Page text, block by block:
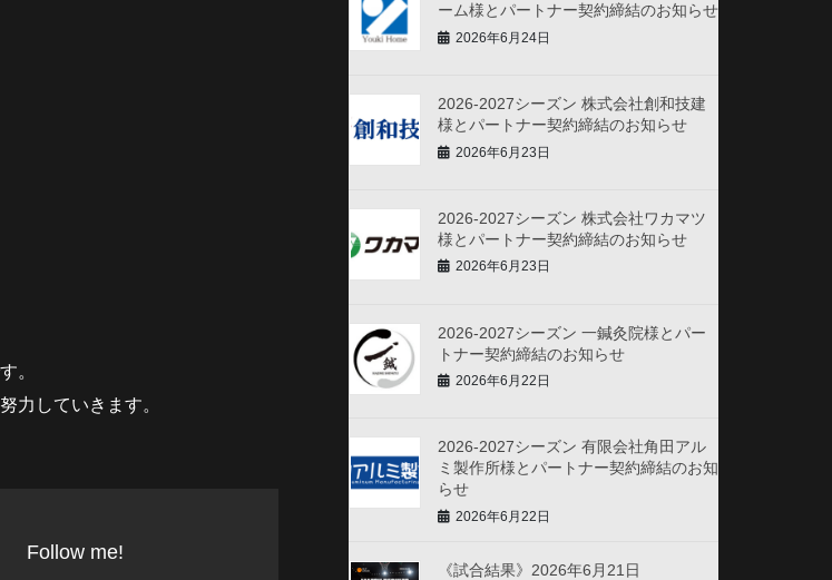
。
力していきます。
Follow me!
ーム様とパートナー契約締結のお知らせ
2026年6月24日
2026-2027シーズン 株式会社創和技建
様とパートナー契約締結のお知らせ
2026年6月23日
2026-2027シーズン 株式会社ワカマツ
様とパートナー契約締結のお知らせ
2026年6月23日
2026-2027シーズン 一鍼灸院様とパー
トナー契約締結のお知らせ
2026年6月22日
2026-2027シーズン 有限会社角田アル
ミ製作所様とパートナー契約締結のお知
らせ
2026年6月22日
《試合結果》2026年6月21日